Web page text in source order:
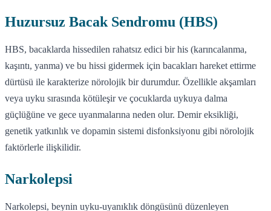
Huzursuz Bacak Sendromu (HBS)
HBS, bacaklarda hissedilen rahatsız edici bir his (karıncalanma,
kaşıntı, yanma) ve bu hissi gidermek için bacakları hareket ettirme
dürtüsü ile karakterize nörolojik bir durumdur. Özellikle akşamları
veya uyku sırasında kötüleşir ve çocuklarda uykuya dalma
güçlüğüne ve gece uyanmalarına neden olur. Demir eksikliği,
genetik yatkınlık ve dopamin sistemi disfonksiyonu gibi nörolojik
faktörlerle ilişkilidir.
Narkolepsi
Narkolepsi, beynin uyku-uyanıklık döngüsünü düzenleyen